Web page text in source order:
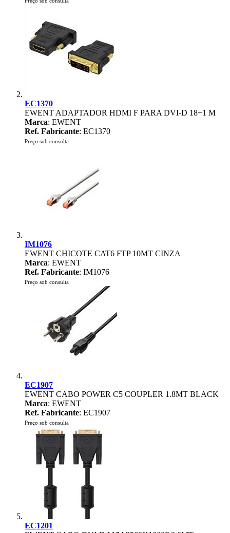
EC1370
EWENT ADAPTADOR HDMI F PARA DVI-D 18+1 M
Marca: EWENT
Ref. Fabricante: EC1370
Preço sob consulta
IM1076
EWENT CHICOTE CAT6 FTP 10MT CINZA
Marca: EWENT
Ref. Fabricante: IM1076
Preço sob consulta
EC1907
EWENT CABO POWER C5 COUPLER 1.8MT BLACK
Marca: EWENT
Ref. Fabricante: EC1907
Preço sob consulta
EC1201